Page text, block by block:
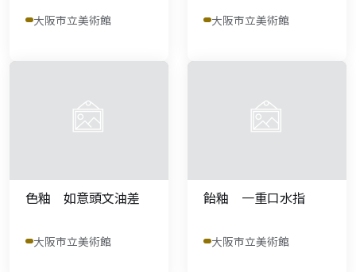
大阪市立美術館 大阪市立美術館
色釉 如意頭文油差
大阪市立美術館
飴釉 一重口水指
大阪市立美術館